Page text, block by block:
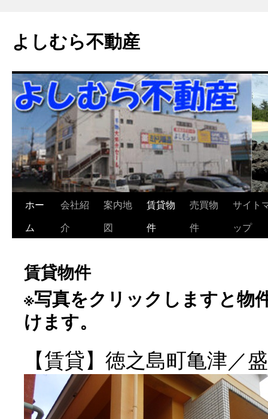
よしむら不動産
ン
へ
プ
ホー
ム
会社紹
介
案内地
図
賃貸物
件
売買物
件
サイト
ップ
賃貸物件
※写真をクリックしますと物
けます。
【賃貸】徳之島町亀津／